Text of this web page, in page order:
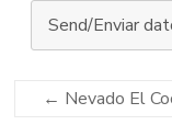
Send/Enviar
← Nevado El